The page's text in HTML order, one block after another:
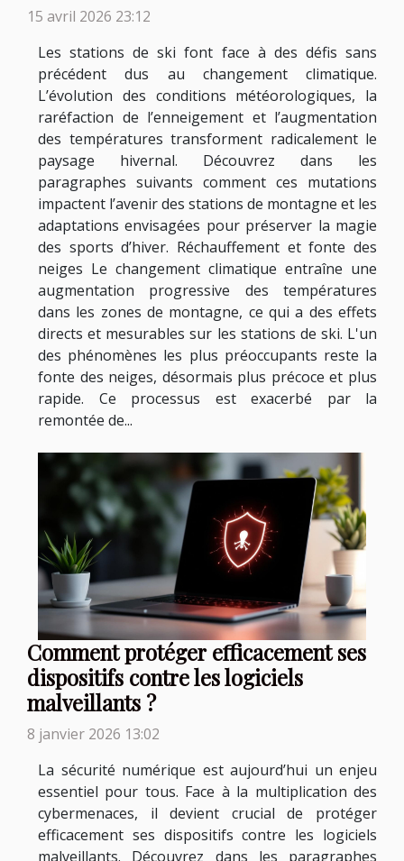
15 avril 2026 23:12
Les stations de ski font face à des défis sans
précédent dus au changement climatique.
L’évolution des conditions météorologiques, la
raréfaction de l’enneigement et l’augmentation
des températures transforment radicalement le
paysage hivernal. Découvrez dans les
paragraphes suivants comment ces mutations
impactent l’avenir des stations de montagne et les
adaptations envisagées pour préserver la magie
des sports d’hiver. Réchauffement et fonte des
neiges Le changement climatique entraîne une
augmentation progressive des températures
dans les zones de montagne, ce qui a des effets
directs et mesurables sur les stations de ski. L'un
des phénomènes les plus préoccupants reste la
fonte des neiges, désormais plus précoce et plus
rapide. Ce processus est exacerbé par la
remontée de...
Comment protéger efficacement ses
dispositifs contre les logiciels
malveillants ?
8 janvier 2026 13:02
La sécurité numérique est aujourd’hui un enjeu
essentiel pour tous. Face à la multiplication des
cybermenaces, il devient crucial de protéger
efficacement ses dispositifs contre les logiciels
malveillants. Découvrez dans les paragraphes